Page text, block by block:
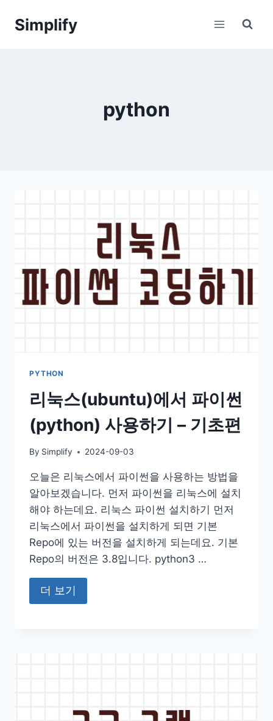
Simplify
python
PYTHON
리눅스(ubuntu)에서 파이썬
(python) 사용하기 – 기초편
By Simplify 2024-09-03
오늘은 리눅스에서 파이썬을 사용하는 방법을
알아보겠습니다. 먼저 파이썬을 리눅스에 설치
해야 하는데요. 리눅스 파이썬 설치하기 먼저
리눅스에서 파이썬을 설치하게 되면 기본
Repo에 있는 버전을 설치하게 되는데요. 기본
Repo의 버전은 3.8입니다. python3 …
더 보기